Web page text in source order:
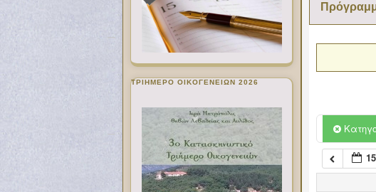
06:00
07:00
ΤΡΙΗΜΕΡΟ ΟΙΚΟΓΕΝΕΙΩΝ 2026